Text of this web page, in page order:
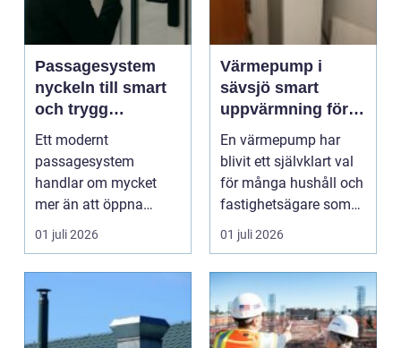
Passagesystem
nyckeln till smart
och trygg
passerkontroll
Ett modernt
passagesystem
handlar om mycket
mer än att öppna
dörrar. Rätt lösning
skapar trygghet, g...
01 juli 2026
Värmepump i
sävsjö smart
uppvärmning för
hus och företag
En värmepump har
blivit ett självklart val
för många hushåll och
fastighetsägare som
vill sänka sina...
01 juli 2026